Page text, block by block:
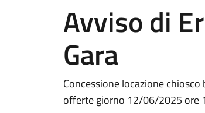
Avviso di
Gara
Concessione locazione
offerte giorno 12/06/2025 ore